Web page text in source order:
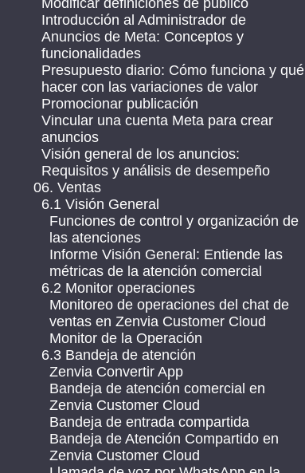
Modificar definiciones de público
Introducción al Administrador de
Anuncios de Meta: Conceptos y
funcionalidades
Presupuesto diario: Cómo funciona y qué
hacer con las variaciones de valor
Promocionar publicación
Vincular una cuenta Meta para crear
anuncios
Visión general de los anuncios:
Requisitos y análisis de desempeño
06. Ventas
6.1 Visión General
Funciones de control y organización de
las atenciones
Informe Visión General: Entiende las
métricas de la atención comercial
6.2 Monitor operaciones
Monitoreo de operaciones del chat de
ventas en Zenvia Customer Cloud
Monitor de la Operación
6.3 Bandeja de atención
Zenvia Convertir App
Bandeja de atención comercial en
Zenvia Customer Cloud
Bandeja de entrada compartida
Bandeja de Atención Compartido en
Zenvia Customer Cloud